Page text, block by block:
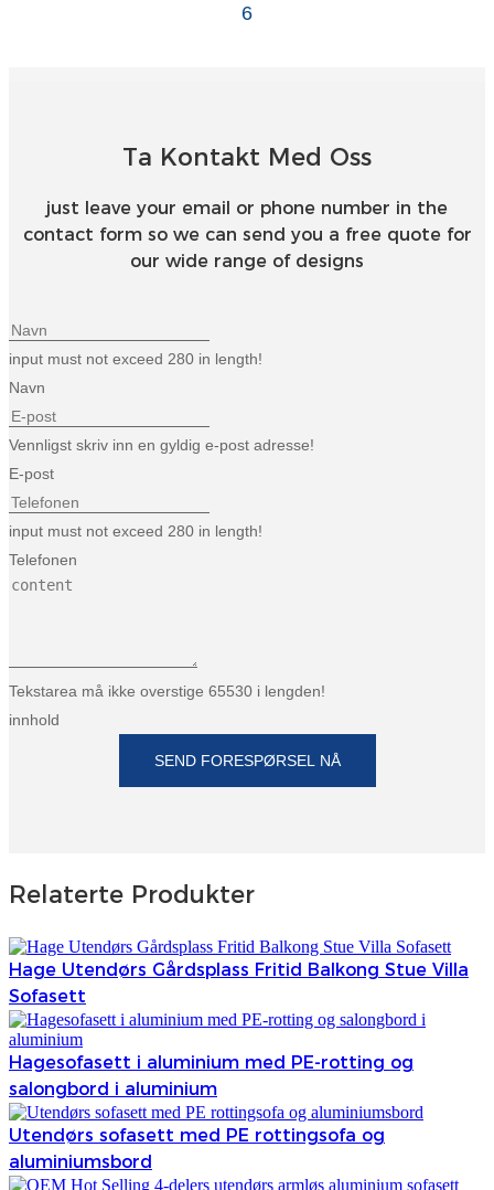
Ta Kontakt Med Oss
just leave your email or phone number in the
contact form so we can send you a free quote for
our wide range of designs
input must not exceed 280 in length!
Navn
Vennligst skriv inn en gyldig e-post adresse!
E-post
input must not exceed 280 in length!
Telefonen
Tekstarea må ikke overstige 65530 i lengden!
innhold
SEND FORESPØRSEL NÅ
Relaterte Produkter
Hage Utendørs Gårdsplass Fritid Balkong Stue Villa
Sofasett
Hagesofasett i aluminium med PE-rotting og
salongbord i aluminium
Utendørs sofasett med PE rottingsofa og
aluminiumsbord